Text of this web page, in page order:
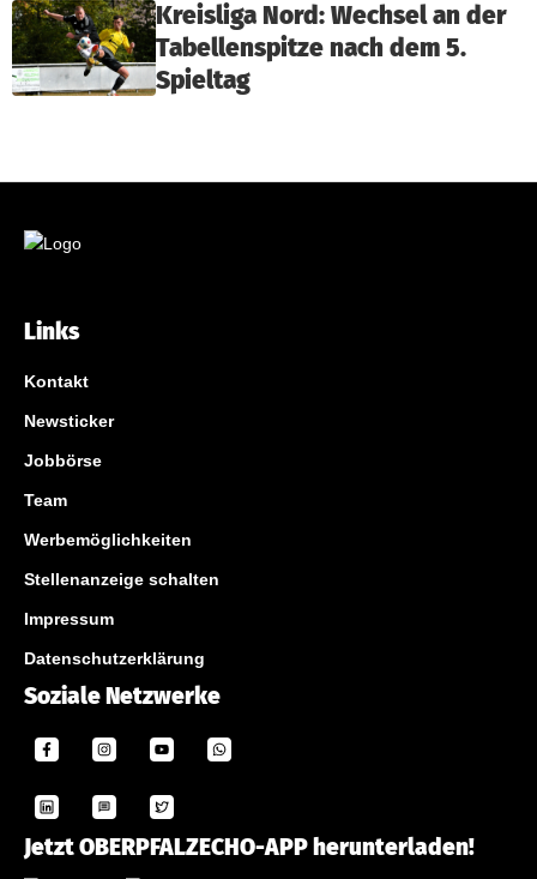
Kreisliga Nord: Wechsel an der
Tabellenspitze nach dem 5.
Spieltag
Links
Kontakt
Newsticker
Jobbörse
Team
Werbemöglichkeiten
Stellenanzeige schalten
Impressum
Datenschutzerklärung
Soziale Netzwerke
Jetzt OBERPFALZECHO-APP herunterladen!